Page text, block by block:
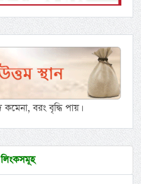
বরং বৃদ্ধি পায়।